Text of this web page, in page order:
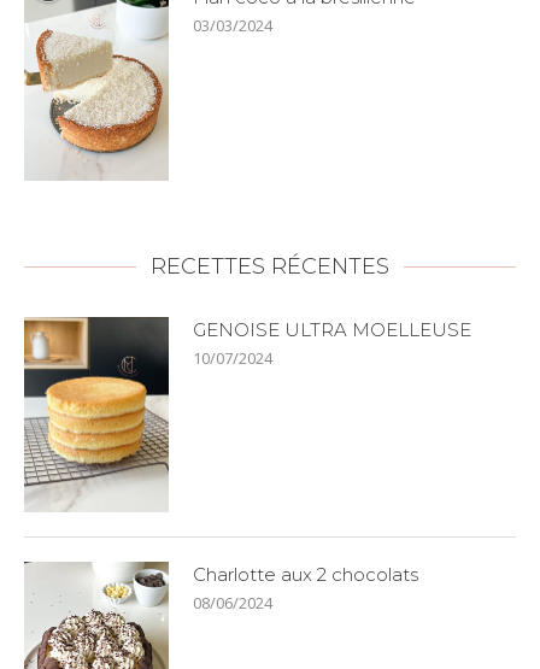
03/03/2024
RECETTES RÉCENTES
GENOISE ULTRA MOELLEUSE
10/07/2024
Charlotte aux 2 chocolats
08/06/2024